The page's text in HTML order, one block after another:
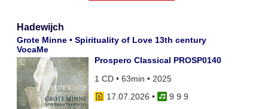
Hadewijch
Grote Minne • Spirituality of Love 13th century
VocaMe
Prospero Classical PROSP0140
1 CD • 63min • 2025
17.07.2026 •
9 9 9